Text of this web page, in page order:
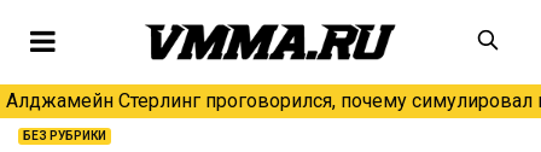
Алджамейн Стерлинг проговорился, почему симулировал
БЕЗ РУБРИКИ